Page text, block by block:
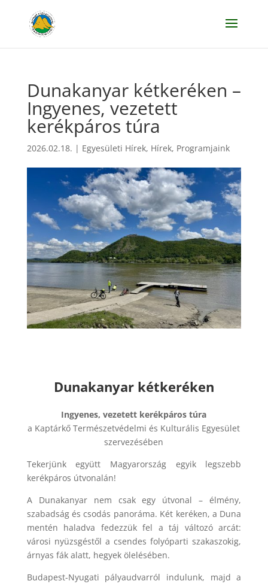
Dunakanyar kétkeréken –
Ingyenes, vezetett
kerékpáros túra
2026.02.18. | Egyesületi Hírek, Hírek, Programjaink
Dunakanyar kétkeréken
Ingyenes, vezetett kerékpáros túra
a Kaptárkő Természetvédelmi és Kulturális Egyesület
szervezésében
Tekerjünk együtt Magyarország egyik legszebb
kerékpáros útvonalán!
A Dunakanyar nem csak egy útvonal – élmény,
szabadság és csodás panoráma. Két keréken, a Duna
mentén haladva fedezzük fel a táj változó arcát:
városi nyüzsgéstől a csendes folyóparti szakaszokig,
árnyas fák alatt, hegyek ölelésében.
Budapest-Nyugati pályaudvarról indulunk, majd a